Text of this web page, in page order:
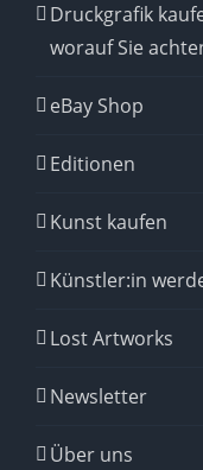
Druckgrafik
worauf Sie
eBay Shop
Editionen
Kunst kaufen
Künstler:in
Lost Artworks
Newsletter
Über uns